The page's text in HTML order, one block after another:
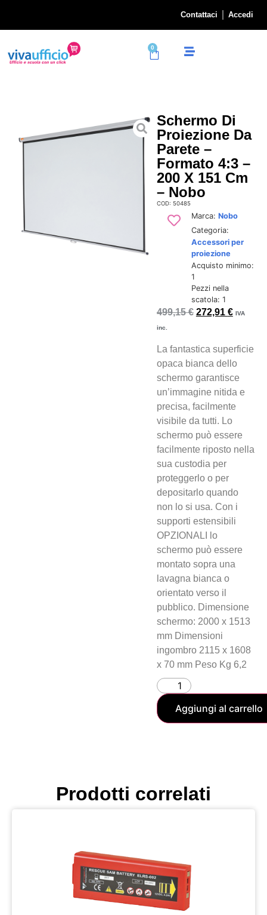
Contattaci Accedi
0
Schermo Di
Proiezione Da
Parete –
Formato 4:3 –
200 X 151 Cm
– Nobo
COD: 50485
Marca: Nobo
Categoria:
Accessori per
proiezione
Acquisto minimo:
1
Pezzi nella
scatola: 1
499,15€ 272,91 € IVA
inc.
La fantastica superficie
opaca bianca dello
schermo garantisce
un’immagine nitida e
precisa, facilmente
visibile da tutti. Lo
schermo può essere
facilmente riposto nella
sua custodia per
proteggerlo o per
depositarlo quando
non lo si usa. Con i
supporti estensibili
OPZIONALI lo
schermo può essere
montato sopra una
lavagna bianca o
orientato verso il
pubblico. Dimensione
schermo: 2000 x 1513
mm Dimensioni
ingombro 2115 x 1608
x 70 mm Peso Kg 6,2
Aggiungi al carrello
Prodotti correlati